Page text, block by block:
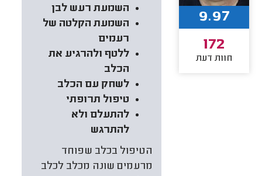
השמעת רעש לבן
השמעת הקלטה של
רעמים
ללטף ולהרגיע את
הכלב
לשחק עם הכלב
טיפול תרופתי
להתעלם ולא
להתרגש
הטיפול בכלב שפוחד
מרעמים שונה מכלב לכלב
9.97
172
חוות דעת